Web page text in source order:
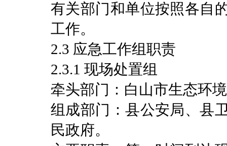
有关部门和单位按照各自
工作。
2.3 应急工作组职责
2.3.1 现场处置组
牵头部门：白山市生态环
组成部门：县公安局、县
民政府。